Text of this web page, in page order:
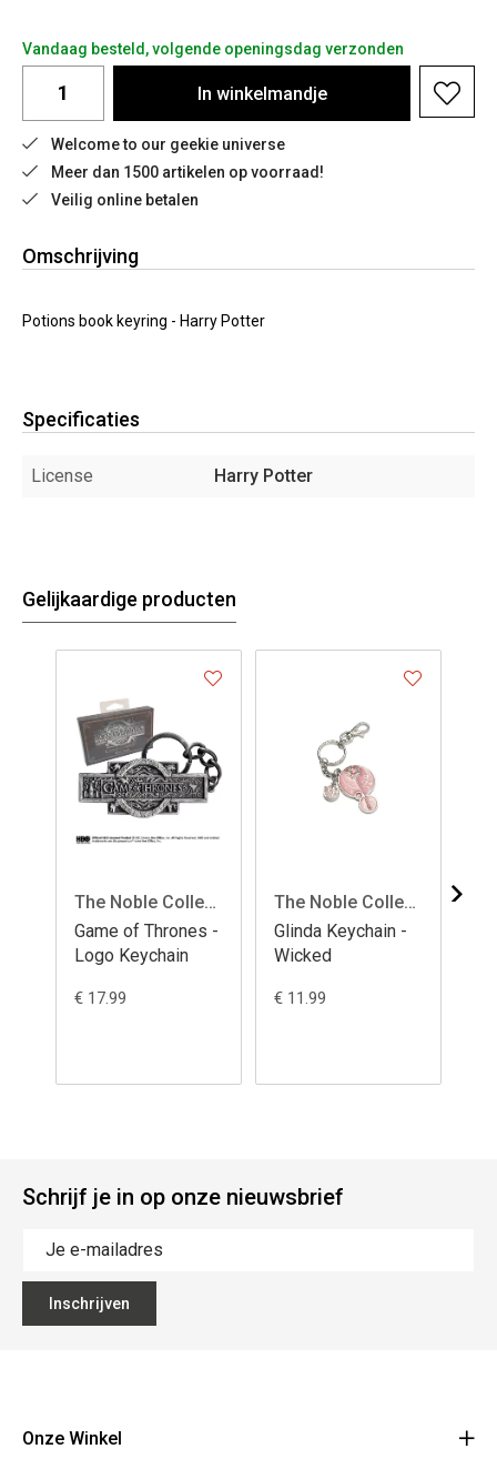
Vandaag besteld, volgende openingsdag verzonden
In winkelmandje
Welcome to our geekie universe
Meer dan 1500 artikelen op voorraad!
Veilig online betalen
Omschrijving
Potions book keyring - Harry Potter
Specificaties
License Harry Potter
Gelijkaardige producten
The Noble Collection
Game of Thrones -
Logo Keychain
€ 17.99
The Noble Collection
Glinda Keychain -
Wicked
€ 11.99
Schrijf je in op onze nieuwsbrief
Inschrijven
Onze Winkel